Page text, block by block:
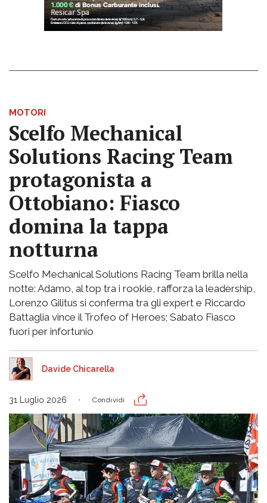
MOTORI
Scelfo Mechanical
Solutions Racing Team
protagonista a
Ottobiano: Fiasco
domina la tappa
notturna
Scelfo Mechanical Solutions Racing Team brilla nella
notte: Adamo, al top tra i rookie, rafforza la leadership,
Lorenzo Gilitus si conferma tra gli expert e Riccardo
Battaglia vince il Trofeo of Heroes; Sabato Fiasco
fuori per infortunio
Davide Chicarella
31 Luglio 2026 Condividi